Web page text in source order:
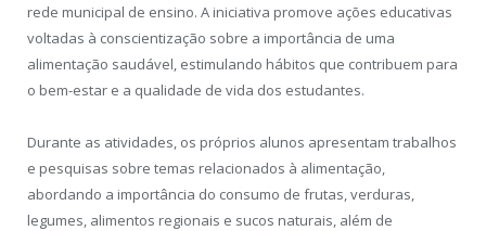
rede municipal de ensino. A iniciativa promove ações educativas
voltadas à conscientização sobre a importância de uma
alimentação saudável, estimulando hábitos que contribuem para
o bem-estar e a qualidade de vida dos estudantes.
Durante as atividades, os próprios alunos apresentam trabalhos
e pesquisas sobre temas relacionados à alimentação,
abordando a importância do consumo de frutas, verduras,
legumes, alimentos regionais e sucos naturais, além de